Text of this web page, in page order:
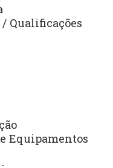
/ Qualificações
Equipamentos
- Cascavel
DE ALUNOS
GRADUAÇÃO EM
DE
E SOCIEDADE,
A BOLSA DE